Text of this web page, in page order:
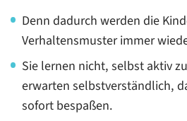
Denn dadurch werden die
Verhaltensmuster immer
Sie lernen nicht, selbst aktiv
erwarten selbstverständlich,
sofort bespaßen.